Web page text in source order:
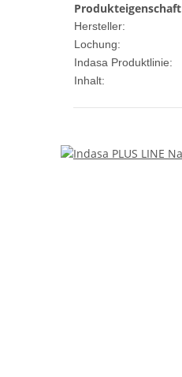
Produkteigenschaft
Hersteller:
Lochung:
Indasa Produktlinie:
Inhalt: